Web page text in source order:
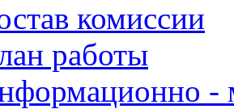
комиссии
работы
-